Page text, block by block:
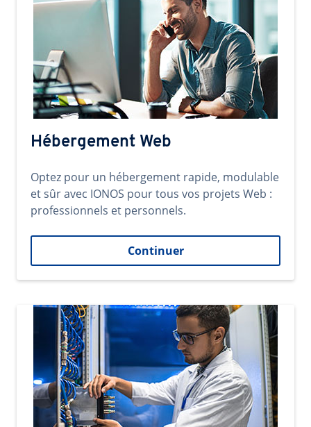
Hébergement Web
Optez pour un hébergement rapide, modulable
et sûr avec IONOS pour tous vos projets Web :
professionnels et personnels.
Continuer